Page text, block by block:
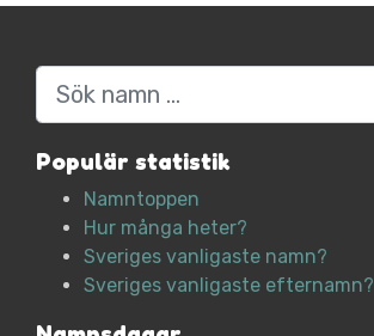
Sök
Populär statistik
Namntoppen
Hur många heter?
Sveriges vanligaste namn?
Sveriges vanligaste efternamn?